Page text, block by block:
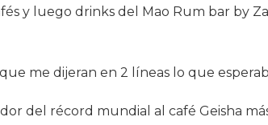
y luego drinks del Mao Rum bar by
me dijeran en 2 líneas lo que
del récord mundial al café Geisha